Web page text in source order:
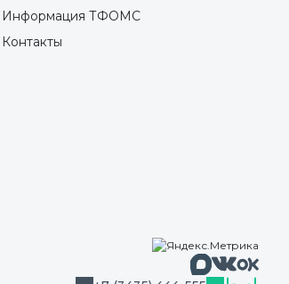
Информация ТФОМС
Контакты
МаксВконтакте